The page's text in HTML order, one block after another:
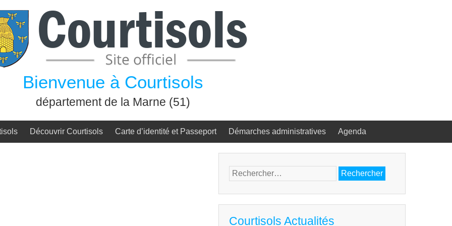
Bienvenue à Courtisols
département de la Marne (51)
Découvrir Courtisols Carte d’identité et Passeport Démarches administratives Agenda
Rechercher :
Courtisols Actualités